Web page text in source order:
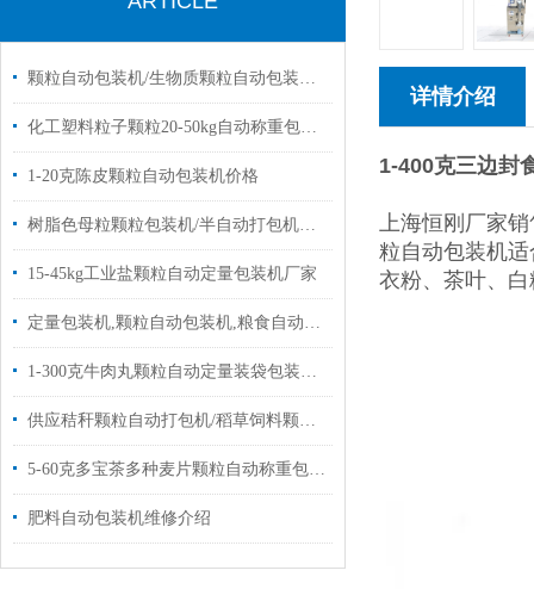
颗粒自动包装机/生物质颗粒自动包装机厂家批发价
化工塑料粒子颗粒20-50kg自动称重包装机厂家
1-20克陈皮颗粒自动包装机价格
树脂色母粒颗粒包装机/半自动打包机厂家定制
15-45kg工业盐颗粒自动定量包装机厂家
定量包装机,颗粒自动包装机,粮食自动包装机批发|设备
1-300克牛肉丸颗粒自动定量装袋包装机设备
供应秸秆颗粒自动打包机/稻草饲料颗粒称重包装机20-50kg
5-60克多宝茶多种麦片颗粒自动称重包装机价格
肥料自动包装机维修介绍
详情介绍
1-400克三边封
上海恒刚厂家
粒自动包装机
衣粉、茶叶、